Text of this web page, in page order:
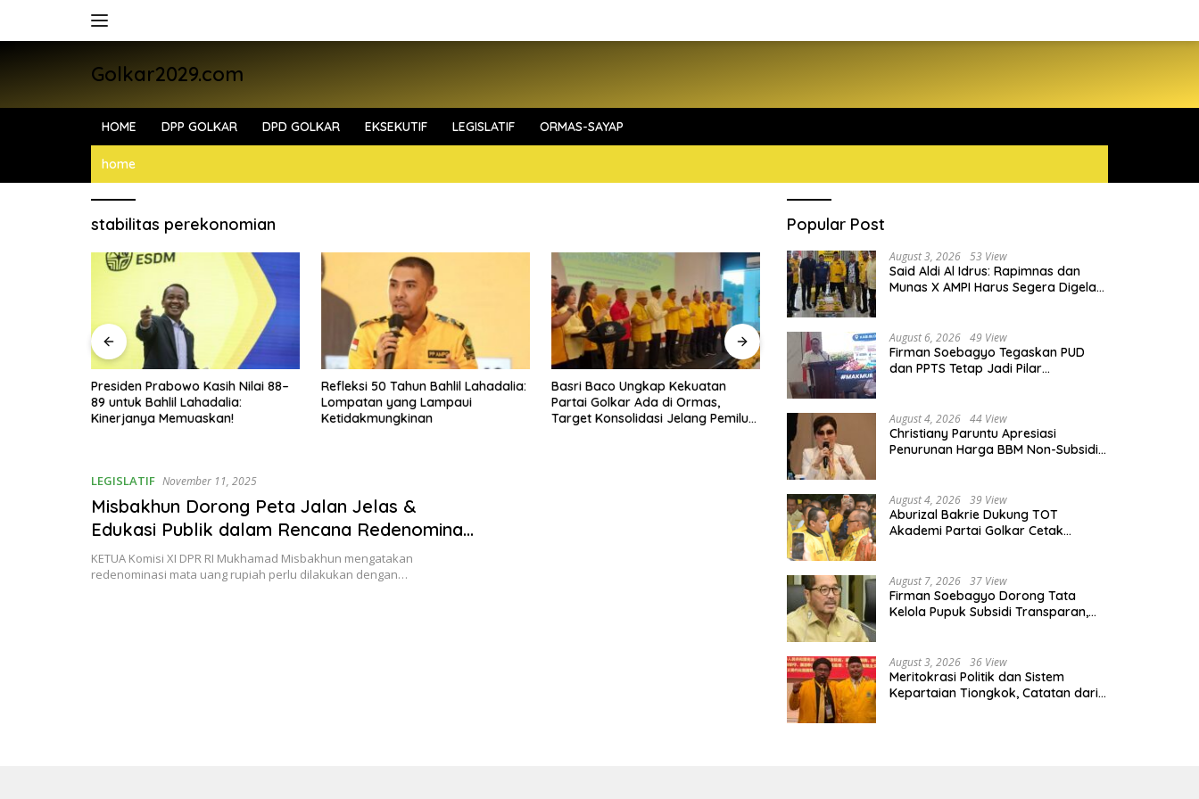
Golkar2029.com
HOME DPP GOLKAR DPD GOLKAR EKSEKUTIF LEGISLATIF ORMAS-SAYAP
home
stabilitas perekonomian
Presiden Prabowo Kasih Nilai 88–
89 untuk Bahlil Lahadalia:
Kinerjanya Memuaskan!
Refleksi 50 Tahun Bahlil Lahadalia:
Lompatan yang Lampaui
Ketidakmungkinan
Basri Baco Ungkap Kekuatan
Partai Golkar Ada di Ormas,
Target Konsolidasi Jelang Pemilu
Fahd Arafiq Ungkap Ormas Partai
Golkar Pernah Diaudit: Ada yang
Sudah “Parah”
LEGISLATIF November 11, 2025
Misbakhun Dorong Peta Jalan Jelas &
Edukasi Publik dalam Rencana Redenominasi
Rupiah
KETUA Komisi XI DPR RI Mukhamad Misbakhun mengatakan
redenominasi mata uang rupiah perlu dilakukan dengan…
Popular Post
August 3, 2026 53 View
Said Aldi Al Idrus: Rapimnas dan
Munas X AMPI Harus Segera Digelar
August 6, 2026 49 View
Firman Soebagyo Tegaskan PUD
dan PPTS Tetap Jadi Pilar
August 4, 2026 44 View
Christiany Paruntu Apresiasi
Penurunan Harga BBM Non-Subsidi,
August 4, 2026 39 View
Aburizal Bakrie Dukung TOT
Akademi Partai Golkar Cetak
August 7, 2026 37 View
Firman Soebagyo Dorong Tata
Kelola Pupuk Subsidi Transparan,
August 3, 2026 36 View
Meritokrasi Politik dan Sistem
Kepartaian Tiongkok, Catatan dari